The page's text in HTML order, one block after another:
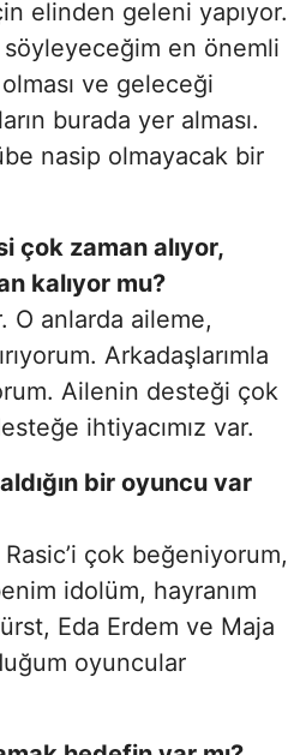
elinden geleni yapıyor.
en önemli
olması ve geleceği
burada yer alması.
nasip olmayacak bir
çok zaman alıyor,
kalıyor mu?
O anlarda aileme,
Arkadaşlarımla
Ailenin desteği çok
ihtiyacımız var.
bir oyuncu var
çok beğeniyorum,
idolüm, hayranım
Eda Erdem ve Maja
oyuncular